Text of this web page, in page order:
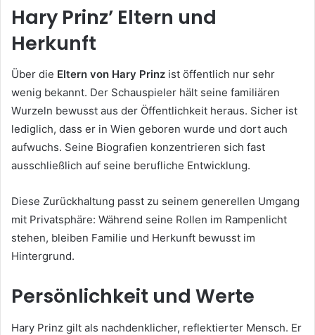
Hary Prinz’ Eltern und
Herkunft
Über die Eltern von Hary Prinz ist öffentlich nur sehr
wenig bekannt. Der Schauspieler hält seine familiären
Wurzeln bewusst aus der Öffentlichkeit heraus. Sicher ist
lediglich, dass er in Wien geboren wurde und dort auch
aufwuchs. Seine Biografien konzentrieren sich fast
ausschließlich auf seine berufliche Entwicklung.
Diese Zurückhaltung passt zu seinem generellen Umgang
mit Privatsphäre: Während seine Rollen im Rampenlicht
stehen, bleiben Familie und Herkunft bewusst im
Hintergrund.
Persönlichkeit und Werte
Hary Prinz gilt als nachdenklicher, reflektierter Mensch. Er